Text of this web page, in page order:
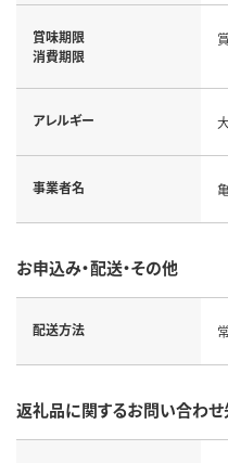
賞味期限
消費期限
アレルギー
事業者名
お申込み・配送・その他
配送方法
返礼品に関するお問い合わせ